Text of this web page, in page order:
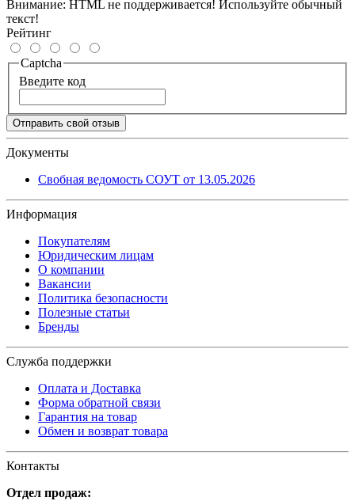
Внимание: HTML не поддерживается! Используйте обычный
текст!
Рейтинг
Captcha
Введите код
Отправить свой отзыв
Документы
Свобная ведомость СОУТ от 13.05.2026
Информация
Покупателям
Юридическим лицам
О компании
Вакансии
Политика безопасности
Полезные статьи
Бренды
Служба поддержки
Оплата и Доставка
Форма обратной связи
Гарантия на товар
Обмен и возврат товара
Контакты
Отдел продаж: